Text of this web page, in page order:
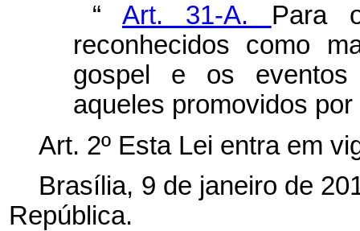
“ Art. 31-A. Para
reconhecidos como
gospel e os eventos
aqueles promovidos por
Art. 2º Esta Lei entra em
Brasília, 9 de janeiro de
República.